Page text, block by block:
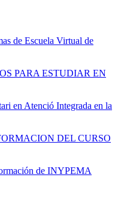
de Escuela Virtual de
PARA ESTUDIAR EN
en Atenció Integrada en la
DEL CURSO
de INYPEMA